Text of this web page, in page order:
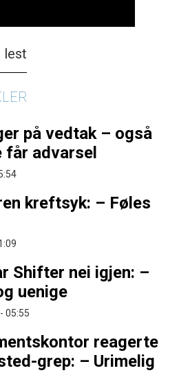
lest
på vedtak – også
får advarsel
kreftsyk: – Føles
Shifter nei igjen: –
uenige
05:55
reagerte
grep: – Urimelig